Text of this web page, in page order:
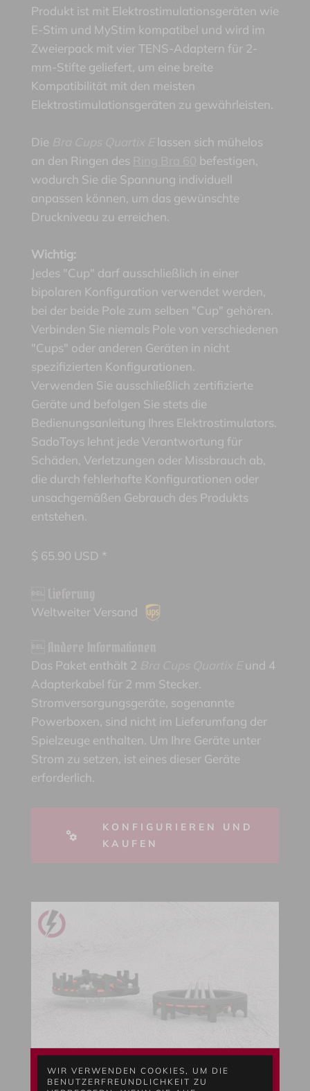
Produkt ist mit Elektrostimulationsgeräten wie
E-Stim und MyStim kompatibel und wird im
Zweierpack mit vier TENS-Adaptern für 2-
mm-Stifte geliefert, um eine breite
Kompatibilität mit den meisten
Elektrostimulationsgeräten zu gewährleisten.
Die
lassen sich mühelos
an den Ringen des
befestigen,
wodurch Sie die Spannung individuell
anpassen können, um das gewünschte
Druckniveau zu erreichen.
Wichtig:
Jedes "Cup" darf ausschließlich in einer
bipolaren Konfiguration verwendet werden,
bei der beide Pole zum selben "Cup" gehören.
Verbinden Sie niemals Pole von verschiedenen
"Cups" oder anderen Geräten in nicht
spezifizierten Konfigurationen.
Verwenden Sie ausschließlich zertifizierte
Geräte und befolgen Sie stets die
Bedienungsanleitung Ihres Elektrostimulators.
SadoToys lehnt jede Verantwortung für
Schäden, Verletzungen oder Missbrauch ab,
die durch fehlerhafte Konfigurationen oder
unsachgemäßen Gebrauch des Produkts
entstehen.
$ 65.90 USD *
Weltweiter Versand
Das Paket enthält 2
und 4
Adapterkabel für 2 mm Stecker.
Stromversorgungsgeräte, sogenannte
Powerboxen, sind nicht im Lieferumfang der
Spielzeuge enthalten. Um Ihre Geräte unter
Strom zu setzen, ist eines dieser Geräte
erforderlich.
KONFIGURIEREN UND
KAUFEN
WIR VERWENDEN COOKIES, UM DIE
BENUTZERFREUNDLICHKEIT ZU